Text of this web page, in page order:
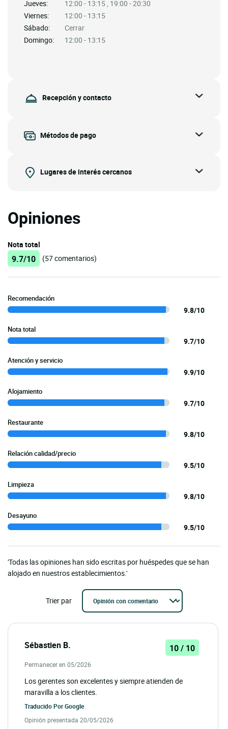
Jueves:
12:00 - 13:15 , 19:00 - 20:30
Viernes:
12:00 - 13:15
Sábado:
Cerrar
Domingo:
12:00 - 13:15
Recepción y contacto
Métodos de pago
Lugares de interés cercanos
Opiniones
Nota total
9.7/10 (57 comentarios)
Recomendación
9.8/10
Nota total
9.7/10
Atención y servicio
9.9/10
Alojamiento
9.7/10
Restaurante
9.8/10
Relación calidad/precio
9.5/10
Limpieza
9.8/10
Desayuno
9.5/10
'Todas las opiniones han sido escritas por huéspedes que se han
alojado en nuestros establecimientos.'
Trier par
Sébastien B. 10 / 10
Permanecer en 05/2026
Los gerentes son excelentes y siempre atienden de
maravilla a los clientes.
Traducido PorGoogle
Opinión presentada 20/05/2026